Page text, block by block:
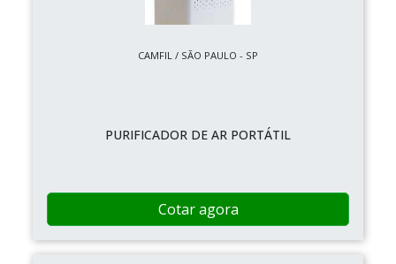
CAMFIL / SÃO PAULO - SP
PURIFICADOR DE AR PORTÁTIL
Cotar agora